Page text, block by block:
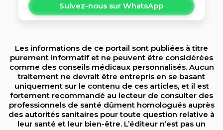
Suivez-nous sur WhatsApp
Les informations de ce portail sont publiées à titre
purement informatif et ne peuvent être considérées
comme des conseils médicaux personnalisés. Aucun
traitement ne devrait être entrepris en se basant
uniquement sur le contenu de ces articles, et il est
fortement recommandé au lecteur de consulter des
professionnels de santé dûment homologués auprès
des autorités sanitaires pour toute question relative à
leur santé et leur bien-être. L’éditeur n’est pas un